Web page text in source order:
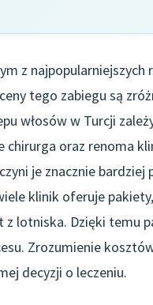
z
tego zabiegu są
włosów w Turcji
oraz renoma
je znacznie
klinik oferuje
lotniska. Dzięki temu
Zrozumienie
decyzji o leczeniu.